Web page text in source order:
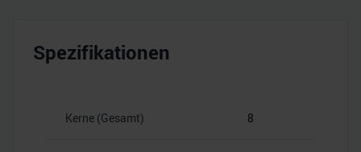
Spezifikationen
Kerne (Gesamt) 8